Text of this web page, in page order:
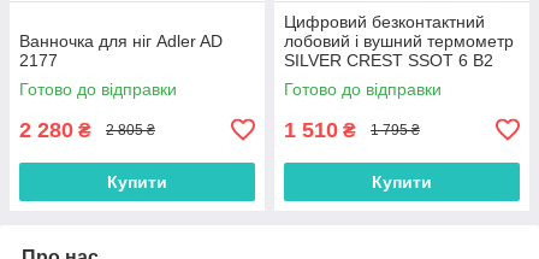
Ванночка для ніг Adler AD
2177
Готово до відправки
2 280 ₴ 2 805 ₴
Купити
Цифровий безконтактний
лобовий і вушний термометр
SILVER CREST SSOT 6 B2
Готово до відправки
1 510 ₴ 1 795 ₴
Купити